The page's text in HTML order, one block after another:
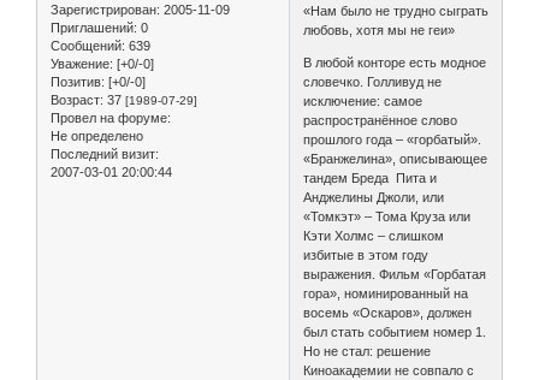
Зарегистрирован: 2005-11-09
Приглашений: 0
Сообщений: 639
Уважение: [+0/-0]
Позитив: [+0/-0]
Возраст: 37 [1989-07-29]
Провел на форуме:
Не определено
Последний визит:
2007-03-01 20:00:44
«Нам было не трудно сыграть
любовь, хотя мы не геи»
В любой конторе есть модное
словечко. Голливуд не
исключение: самое
распространённое слово
прошлого года – «горбатый».
«Бранжелина», описывающее
тандем Бреда Пита и
Анджелины Джоли, или
«Томкэт» – Тома Круза или
Кэти Холмс – слишком
избитые в этом году
выражения. Фильм «Горбатая
гора», номинированный на
восемь «Оскаров», должен
был стать событием номер 1.
Но не стал: решение
Киноакадемии не совпало с